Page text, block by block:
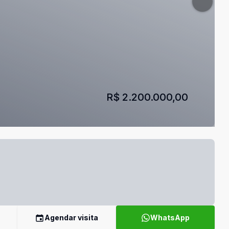
R$ 2.200.000,00
Agendar visita WhatsApp